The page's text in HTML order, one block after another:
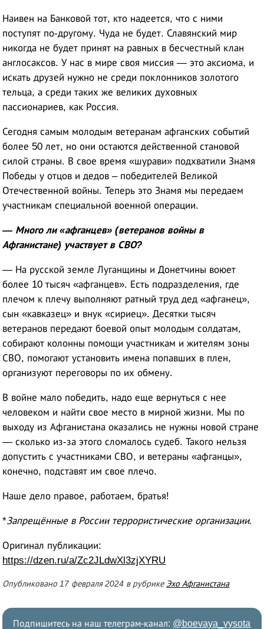
Наивен на Банковой тот, кто надеется, что с ними
поступят по-другому. Чуда не будет. Славянский мир
никогда не будет принят на равных в бесчестный клан
англосаксов. У нас в мире своя миссия — это аксиома, и
искать друзей нужно не среди поклонников золотого
тельца, а среди таких же великих духовных
пассионариев, как Россия.
Сегодня самым молодым ветеранам афганских событий
более 50 лет, но они остаются действенной становой
силой страны. В свое время «шурави» подхватили Знамя
Победы у отцов и дедов – победителей Великой
Отечественной войны. Теперь это Знамя мы передаем
участникам специальной военной операции.
— Много ли «афганцев» (ветеранов войны в
Афганистане) участвует в СВО?
— На русской земле Луганщины и Донетчины воюет
более 10 тысяч «афганцев». Есть подразделения, где
плечом к плечу выполняют ратный труд дед «афганец»,
сын «кавказец» и внук «сириец». Десятки тысяч
ветеранов передают боевой опыт молодым солдатам,
собирают колонны помощи участникам и жителям зоны
СВО, помогают установить имена попавших в плен,
организуют переговоры по их обмену.
В войне мало победить, надо еще вернуться с нее
человеком и найти свое место в мирной жизни. Мы по
выходу из Афганистана оказались не нужны новой стране
— сколько из-за этого сломалось судеб. Такого нельзя
допустить с участниками СВО, и ветераны «афганцы»,
конечно, подставят им свое плечо.
Наше дело правое, работаем, братья!
*Запрещённые в России террористические организации.
Оригинал публикации:
https://dzen.ru/a/Zc2JLdwXl3zjXYRU
Опубликовано 17 февраля 2024 в рубрике Эхо Афганистана
Подпишитесь на наш телеграм-канал: @boevaya_vysota